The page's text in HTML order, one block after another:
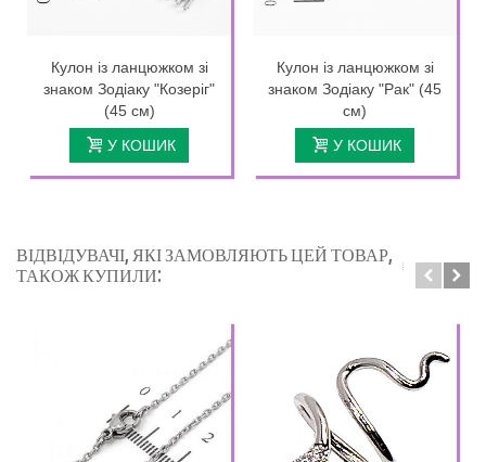
Кулон із ланцюжком зі
знаком Зодіаку "Козеріг"
(45 см)
У КОШИК
Кулон із ланцюжком зі
знаком Зодіаку "Рак" (45
см)
У КОШИК
ВІДВІДУВАЧІ, ЯКІ ЗАМОВЛЯЮТЬ ЦЕЙ ТОВАР,
ТАКОЖ КУПИЛИ: